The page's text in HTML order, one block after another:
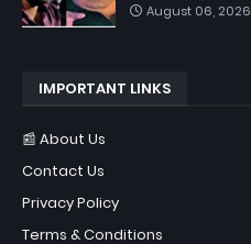
August 06, 2026
IMPORTANT LINKS
📰 About Us
Contact Us
Privacy Policy
Terms & Conditions